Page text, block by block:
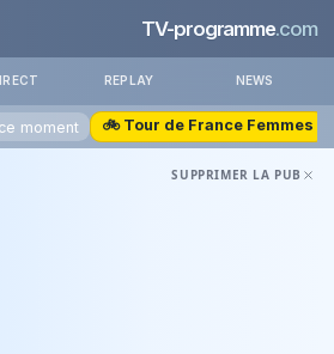
TV-programme.com
REPLAY NEWS
moment 🚲 Tour de France Femmes
SUPPRIMER LA PUB